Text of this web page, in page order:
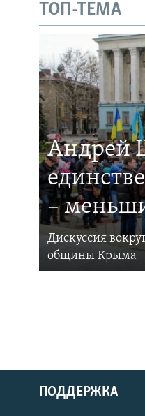
ТОП-ТЕМА
Андрей
–
Дискуссия
общины Крыма
ПОДДЕРЖКА